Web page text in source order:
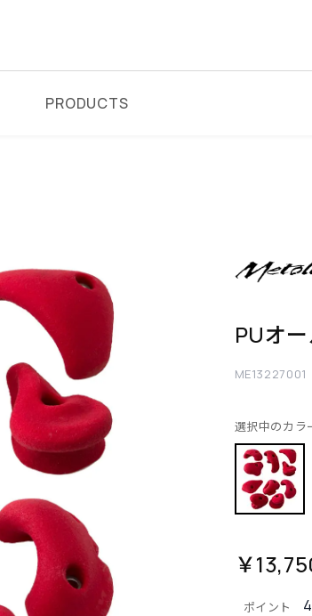
PRODUCTS
PUオ
ME13227001
ポイント
選択中のカラ
￥